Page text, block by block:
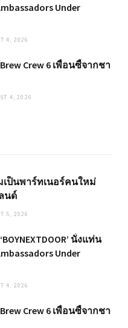
Under
4, 2026
Crew 6 เพื่อนซี้จากชา
4, 2026
ป็นพาร์ทเนอร์คนใหม่
นด์
5, 2026
นั่งแท่น
Under
4, 2026
Crew 6 เพื่อนซี้จากชา